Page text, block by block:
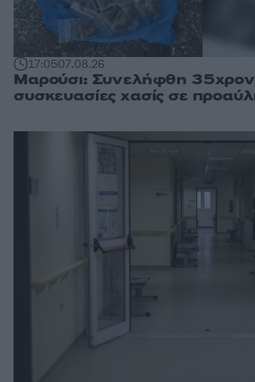
17:0507.08.26
Μαρούσι: Συνελήφθη
συσκευασίες χασίς σε